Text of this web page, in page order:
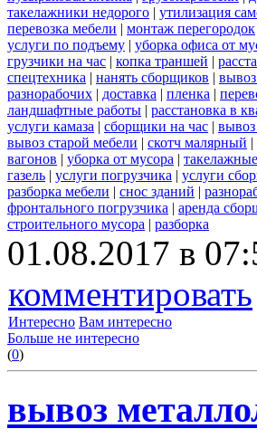
такелажники недорого | утилизация
перевозка мебели | монтаж перегородок
услуги по подъему | уборка офиса от
грузчики на час | копка траншей |
спецтехника | нанять сборщиков |
разнорабочих | доставка | пленка |
ландшафтные работы | расстановка в
услуги камаза | сборщики на час |
вывоз старой мебели | скотч малярный |
вагонов | уборка от мусора |
газель | услуги погрузчика | услуги
разборка мебели | снос зданий |
фронтального погрузчика | аренда
строительного мусора | разборка
01.08.2017 в
комментировать
Интересно Вам интересно
Больше не интересно
(0)
вывоз